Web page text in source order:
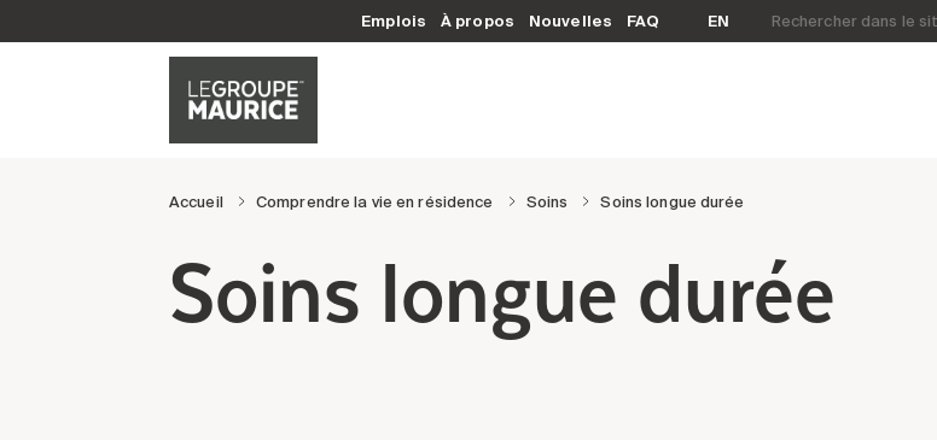
Emplois À propos Nouvelles FAQ EN Rechercher&nbsp;:
Accueil Comprendre la vie en résidence Soins Soins longue durée
Soins longue durée